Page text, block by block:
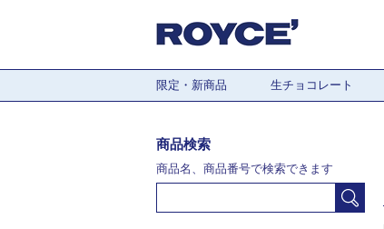
限定・新商品 生チョコレート
商品検索
商品名、商品番号で検索できます